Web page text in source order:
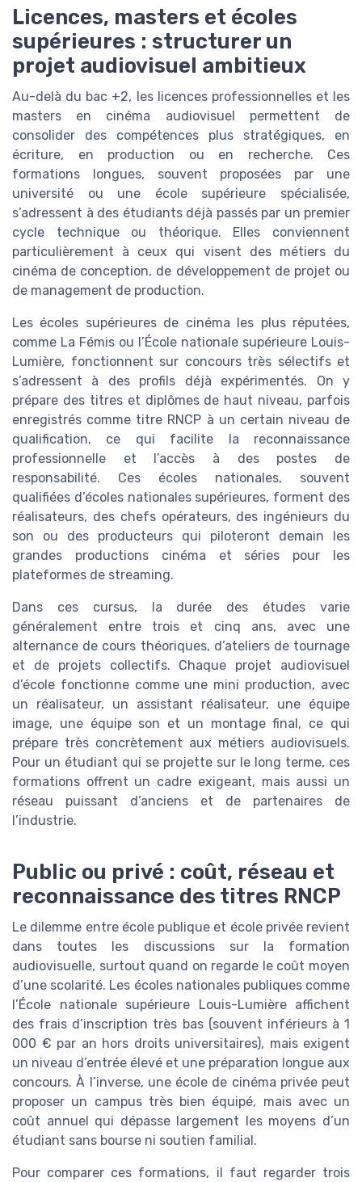
Licences, masters et écoles
supérieures : structurer un
projet audiovisuel ambitieux
Au-delà du bac +2, les licences professionnelles et les
masters en cinéma audiovisuel permettent de
consolider des compétences plus stratégiques, en
écriture, en production ou en recherche. Ces
formations longues, souvent proposées par une
université ou une école supérieure spécialisée,
s’adressent à des étudiants déjà passés par un premier
cycle technique ou théorique. Elles conviennent
particulièrement à ceux qui visent des métiers du
cinéma de conception, de développement de projet ou
de management de production.
Les écoles supérieures de cinéma les plus réputées,
comme La Fémis ou l’École nationale supérieure Louis-
Lumière, fonctionnent sur concours très sélectifs et
s’adressent à des profils déjà expérimentés. On y
prépare des titres et diplômes de haut niveau, parfois
enregistrés comme titre RNCP à un certain niveau de
qualification, ce qui facilite la reconnaissance
professionnelle et l’accès à des postes de
responsabilité. Ces écoles nationales, souvent
qualifiées d’écoles nationales supérieures, forment des
réalisateurs, des chefs opérateurs, des ingénieurs du
son ou des producteurs qui piloteront demain les
grandes productions cinéma et séries pour les
plateformes de streaming.
Dans ces cursus, la durée des études varie
généralement entre trois et cinq ans, avec une
alternance de cours théoriques, d’ateliers de tournage
et de projets collectifs. Chaque projet audiovisuel
d’école fonctionne comme une mini production, avec
un réalisateur, un assistant réalisateur, une équipe
image, une équipe son et un montage final, ce qui
prépare très concrètement aux métiers audiovisuels.
Pour un étudiant qui se projette sur le long terme, ces
formations offrent un cadre exigeant, mais aussi un
réseau puissant d’anciens et de partenaires de
l’industrie.
Public ou privé : coût, réseau et
reconnaissance des titres RNCP
Le dilemme entre école publique et école privée revient
dans toutes les discussions sur la formation
audiovisuelle, surtout quand on regarde le coût moyen
d’une scolarité. Les écoles nationales publiques comme
l’École nationale supérieure Louis-Lumière affichent
des frais d’inscription très bas (souvent inférieurs à 1
000 € par an hors droits universitaires), mais exigent
un niveau d’entrée élevé et une préparation longue aux
concours. À l’inverse, une école de cinéma privée peut
proposer un campus très bien équipé, mais avec un
coût annuel qui dépasse largement les moyens d’un
étudiant sans bourse ni soutien familial.
Pour comparer ces formations, il faut regarder trois